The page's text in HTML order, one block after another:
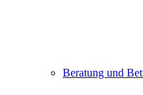
Beratung und